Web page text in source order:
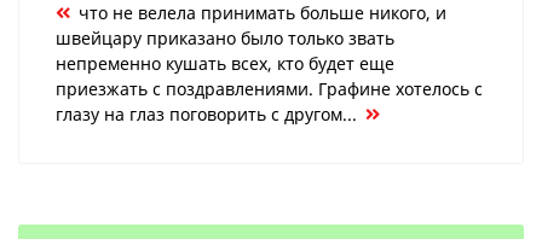
что не велела принимать больше никого, и
швейцару приказано было только звать
непременно кушать всех, кто будет еще
приезжать с поздравлениями. Графине хотелось с
глазу на глаз поговорить с другом...